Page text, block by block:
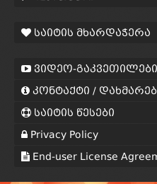
საიტის მხარდაჭერა
ვიდეო-გაკვეთილები
კონტაქტი /
საიტის წესები
Privacy Policy
End-user License